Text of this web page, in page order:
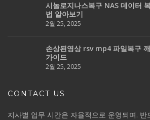
시놀로지나스복구 NAS 데이터
법 알아보기
2월 25, 2025
손상된영상 rsv mp4 파일복구
가이드
2월 25, 2025
CONTACT US
지사별 업무 시간은 자율적으로 운영되며.